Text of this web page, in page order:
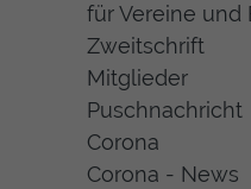
für Vereine und
Zweitschrift
Mitglieder
Puschnachricht
Corona
Corona - News